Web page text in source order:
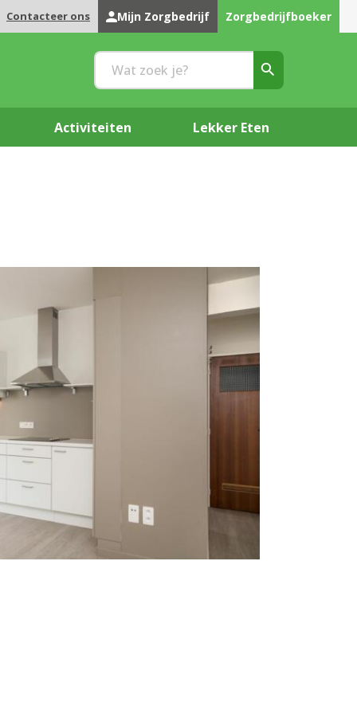
Contacteer ons Mijn Zorgbedrijf Zorgbedrijfboeker
Activiteiten Lekker Eten